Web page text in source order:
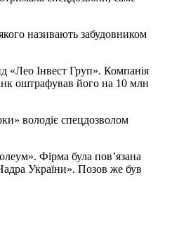
називають забудовником
«Лео Інвест Груп». Компанія
оштрафував його на 10 млн
володіє спецдозволом
Фірма була пов’язана
України». Позов же був